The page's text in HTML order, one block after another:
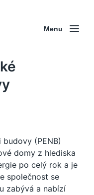
Menu
(PENB)
domy z hlediska
po celý rok a je
společnost se
zabývá a nabízí